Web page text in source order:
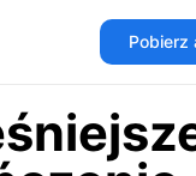
Pobierz